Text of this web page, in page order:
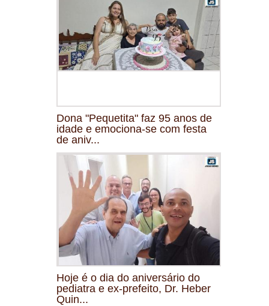
Dona "Pequetita" faz 95 anos de
idade e emociona-se com festa
de aniv...
Hoje é o dia do aniversário do
pediatra e ex-prefeito, Dr. Heber
Quin...